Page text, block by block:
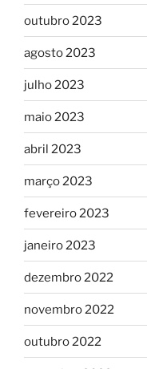
outubro 2023
agosto 2023
julho 2023
maio 2023
abril 2023
março 2023
fevereiro 2023
janeiro 2023
dezembro 2022
novembro 2022
outubro 2022